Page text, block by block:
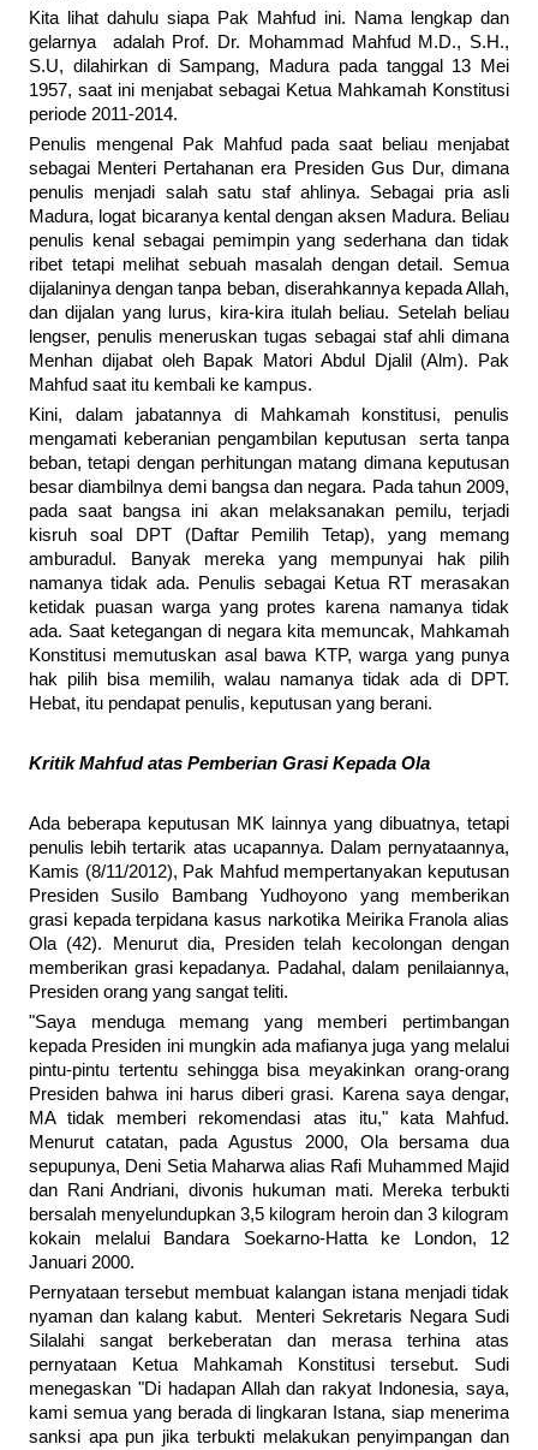
Kita lihat dahulu siapa Pak Mahfud ini. Nama lengkap dan
gelarnya adalah Prof. Dr. Mohammad Mahfud M.D., S.H.,
S.U, dilahirkan di Sampang, Madura pada tanggal 13 Mei
1957, saat ini menjabat sebagai Ketua Mahkamah Konstitusi
periode 2011-2014.
Penulis mengenal Pak Mahfud pada saat beliau menjabat
sebagai Menteri Pertahanan era Presiden Gus Dur, dimana
penulis menjadi salah satu staf ahlinya. Sebagai pria asli
Madura, logat bicaranya kental dengan aksen Madura. Beliau
penulis kenal sebagai pemimpin yang sederhana dan tidak
ribet tetapi melihat sebuah masalah dengan detail. Semua
dijalaninya dengan tanpa beban, diserahkannya kepada Allah,
dan dijalan yang lurus, kira-kira itulah beliau. Setelah beliau
lengser, penulis meneruskan tugas sebagai staf ahli dimana
Menhan dijabat oleh Bapak Matori Abdul Djalil (Alm). Pak
Mahfud saat itu kembali ke kampus.
Kini, dalam jabatannya di Mahkamah konstitusi, penulis
mengamati keberanian pengambilan keputusan serta tanpa
beban, tetapi dengan perhitungan matang dimana keputusan
besar diambilnya demi bangsa dan negara. Pada tahun 2009,
pada saat bangsa ini akan melaksanakan pemilu, terjadi
kisruh soal DPT (Daftar Pemilih Tetap), yang memang
amburadul. Banyak mereka yang mempunyai hak pilih
namanya tidak ada. Penulis sebagai Ketua RT merasakan
ketidak puasan warga yang protes karena namanya tidak
ada. Saat ketegangan di negara kita memuncak, Mahkamah
Konstitusi memutuskan asal bawa KTP, warga yang punya
hak pilih bisa memilih, walau namanya tidak ada di DPT.
Hebat, itu pendapat penulis, keputusan yang berani.
Kritik Mahfud atas Pemberian Grasi Kepada Ola
Ada beberapa keputusan MK lainnya yang dibuatnya, tetapi
penulis lebih tertarik atas ucapannya. Dalam pernyataannya,
Kamis (8/11/2012), Pak Mahfud mempertanyakan keputusan
Presiden Susilo Bambang Yudhoyono yang memberikan
grasi kepada terpidana kasus narkotika Meirika Franola alias
Ola (42). Menurut dia, Presiden telah kecolongan dengan
memberikan grasi kepadanya. Padahal, dalam penilaiannya,
Presiden orang yang sangat teliti.
"Saya menduga memang yang memberi pertimbangan
kepada Presiden ini mungkin ada mafianya juga yang melalui
pintu-pintu tertentu sehingga bisa meyakinkan orang-orang
Presiden bahwa ini harus diberi grasi. Karena saya dengar,
MA tidak memberi rekomendasi atas itu," kata Mahfud.
Menurut catatan, pada Agustus 2000, Ola bersama dua
sepupunya, Deni Setia Maharwa alias Rafi Muhammed Majid
dan Rani Andriani, divonis hukuman mati. Mereka terbukti
bersalah menyelundupkan 3,5 kilogram heroin dan 3 kilogram
kokain melalui Bandara Soekarno-Hatta ke London, 12
Januari 2000.
Pernyataan tersebut membuat kalangan istana menjadi tidak
nyaman dan kalang kabut. Menteri Sekretaris Negara Sudi
Silalahi sangat berkeberatan dan merasa terhina atas
pernyataan Ketua Mahkamah Konstitusi tersebut. Sudi
menegaskan "Di hadapan Allah dan rakyat Indonesia, saya,
kami semua yang berada di lingkaran Istana, siap menerima
sanksi apa pun jika terbukti melakukan penyimpangan dan